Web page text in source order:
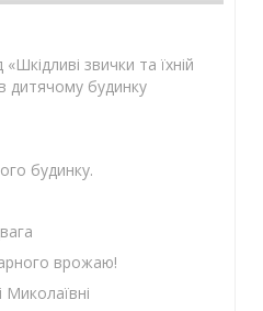
звички та їхній
дитячому будинку
будинку.
врожаю!
Миколаївні